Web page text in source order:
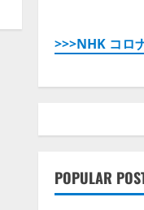
>>>NHK コロ
POPULAR